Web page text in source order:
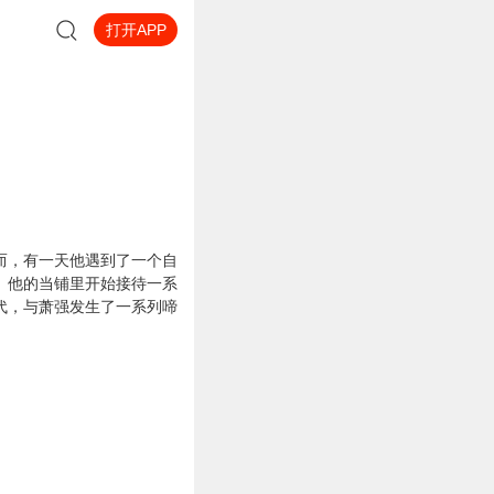
打开APP
有一天他遇到了一个自
他的当铺里开始接待一系
，与萧强发生了一系列啼